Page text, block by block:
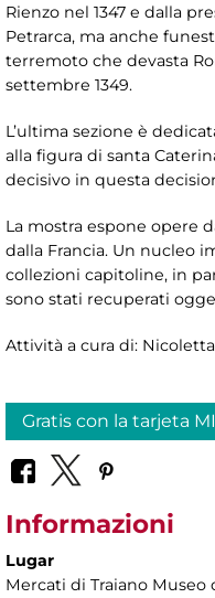
Rienzo nel 1347 e dalla
Petrarca, ma anche
terremoto che devasta
settembre 1349.
L’ultima sezione è
alla figura di santa
decisivo in questa
La mostra espone opere
dalla Francia. Un nucleo
collezioni capitoline, in
sono stati recuperati
Attività a cura di:
Gratis con la tarjeta
Informazioni
Lugar
Mercati di Traiano Museo